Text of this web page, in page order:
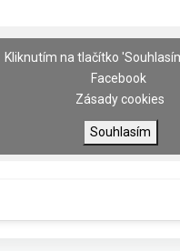
Kliknutím na tlačítko
Facebook
Zásady cookies
Souhlasím